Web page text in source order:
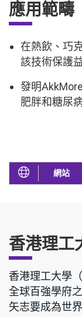
應用範疇
在熱飲、巧
該技術保護
發明
肥胖和糖尿
網站
香港理工
香港理工大學
全球百強學府
矢志要成為世